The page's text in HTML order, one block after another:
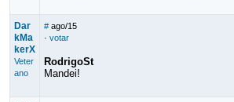
Dar
kMa
kerX
Veter
ano
# ago/15
· votar
RodrigoSt
Mandei!